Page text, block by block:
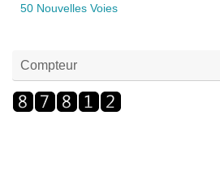
50 Nouvelles Voies
Compteur